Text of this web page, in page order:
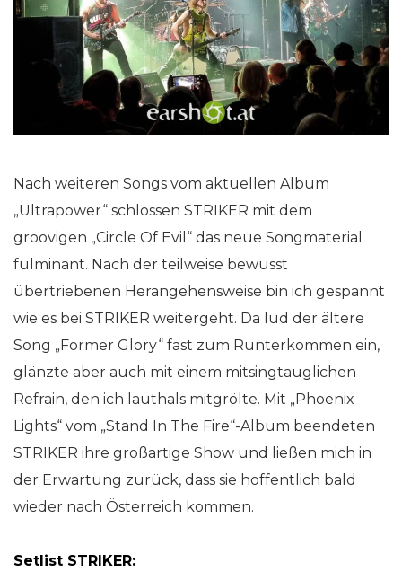
Nach weiteren Songs vom aktuellen Album
„Ultrapower“ schlossen STRIKER mit dem
groovigen „Circle Of Evil“ das neue Songmaterial
fulminant. Nach der teilweise bewusst
übertriebenen Herangehensweise bin ich gespannt
wie es bei STRIKER weitergeht. Da lud der ältere
Song „Former Glory“ fast zum Runterkommen ein,
glänzte aber auch mit einem mitsingtauglichen
Refrain, den ich lauthals mitgrölte. Mit „Phoenix
Lights“ vom „Stand In The Fire“-Album beendeten
STRIKER ihre großartige Show und ließen mich in
der Erwartung zurück, dass sie hoffentlich bald
wieder nach Österreich kommen.
Setlist STRIKER: